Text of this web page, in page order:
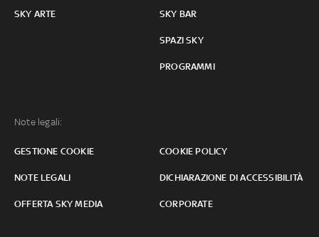
SKY ARTE SKY BAR
SPAZI SKY
PROGRAMMI
Note legali:
GESTIONE COOKIE COOKIE POLICY
NOTE LEGALI DICHIARAZIONE DI ACCESSIBILITÀ
OFFERTA SKY MEDIA CORPORATE